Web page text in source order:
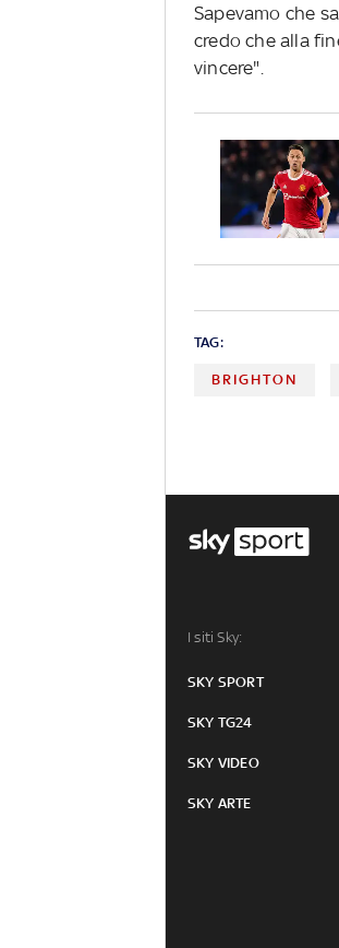
Sapevamo che
credo che alla
vincere".
TAG:
BRIGHTON
I siti Sky:
SKY SPORT
SKY TG24
SKY VIDEO
SKY ARTE